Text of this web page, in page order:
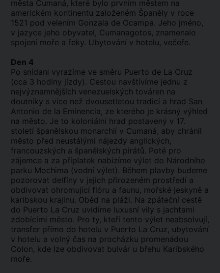
města Cumaná, které bylo prvním městem na
americkém kontinentu založeném Španěly v roce
1521 pod velením Gonzala de Ocampa. Jeho jméno,
v jazyce jeho obyvatel, Cumanagotos, znamenalo
spojení moře a řeky. Ubytování v hotelu, večeře.
Den 4
Po snídani vyrazíme ve směru Puerto de La Cruz
(cca 3 hodiny jízdy). Cestou navštívíme jednu z
nejvýznamnějších venezuelských továren na
doutníky s více než dvousetletou tradicí a hrad San
Antonio de la Eminencia, ze kterého je krásný výhled
na město. Je to koloniální hrad postavený v 17.
století španělskou monarchií v Cumaná, aby chránil
město před neustálými nájezdy anglických,
francouzských a španělských pirátů. Poté pro
zájemce a za příplatek nabízíme výlet do Národního
parku Mochima (vodní výlet). Během plavby budeme
pozorovat delfíny v jejich přirozeném prostředí a
obdivovat ohromující flóru a faunu, mořské jeskyně a
karibskou krajinu. Oběd na pláži. Na zpáteční cestě
do Puerto La Cruz uvidíme luxusní vily s jachtami
zdobícími město. Pro ty, kteří tento výlet neabsolvují,
transfer přímo do hotelu v Puerto La Cruz, ubytování
v hotelu a volný čas na procházku promenádou
Colon, kde lze obdivovat bulvár u břehu Karibského
moře.